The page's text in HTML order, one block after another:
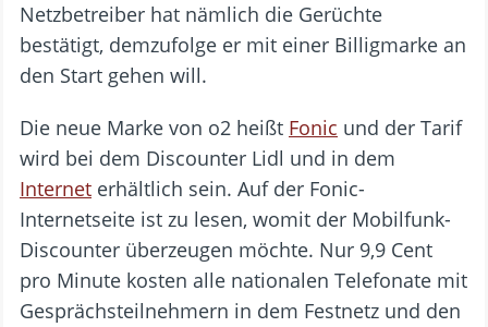
Netzbetreiber hat nämlich die Gerüchte
bestätigt, demzufolge er mit einer Billigmarke an
den Start gehen will.
Die neue Marke von o2 heißt Fonic und der Tarif
wird bei dem Discounter Lidl und in dem
Internet erhältlich sein. Auf der Fonic-
Internetseite ist zu lesen, womit der Mobilfunk-
Discounter überzeugen möchte. Nur 9,9 Cent
pro Minute kosten alle nationalen Telefonate mit
Gesprächsteilnehmern in dem Festnetz und den